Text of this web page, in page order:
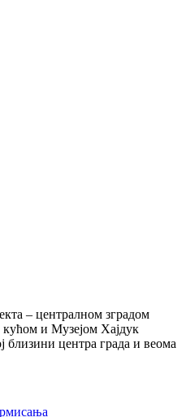
– централном зградом
и Музејом Хајдук
близини центра града и веома